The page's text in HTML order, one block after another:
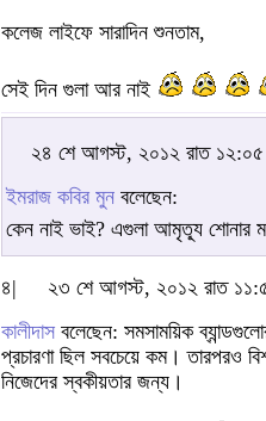
কলেজ লাইফে সারাদিন শুনতাম,
সেই দিন গুলা আর নাই
২৪ শে আগস্ট, ২০১২ রাত ১২:০৫
ইমরাজ কবির মুন বলেছেন:
কেন নাই ভাই? এগুলা আমৃত্যূ শোনার
৪|
২৩ শে আগস্ট, ২০১২ রাত
কালীদাস বলেছেন: সমসাময়িক
প্রচারণা ছিল সবচেয়ে কম। তারপরও
নিজেদের স্বকীয়তার জন্য।